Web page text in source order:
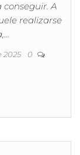
A
realizarse
2025 0